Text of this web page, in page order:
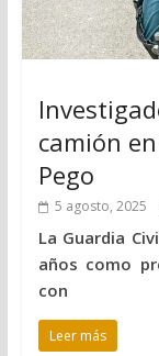
camión
Pego
5 agosto, 2025
La Guardia
años como
con
Leer más